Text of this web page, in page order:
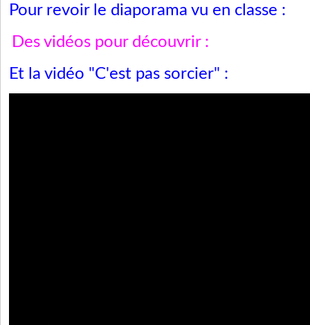
Pour revoir le diaporama vu en classe :
Des vidéos pour découvrir :
Et la vidéo "C'est pas sorcier" :